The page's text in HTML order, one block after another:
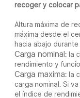
recoger y colocar
Altura máxima de
máxima desde el
hacia abajo
Carga nominal: la
rendimiento y
Carga maxima: la
carga nominal. Si
el índice de